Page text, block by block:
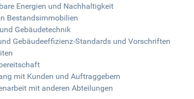
Energien und Nachhaltigkeit
Bestandsimmobilien
Gebäudetechnik
Gebäudeeffizienz-Standards und Vorschriften
mit Kunden und Auftraggebern
mit anderen Abteilungen